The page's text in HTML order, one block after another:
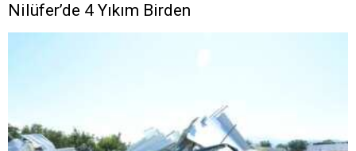
Nilüfer’de 4 Yıkım Birden